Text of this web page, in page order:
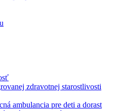
zdravotnej starostlivosti
ambulancia pre deti a dorast